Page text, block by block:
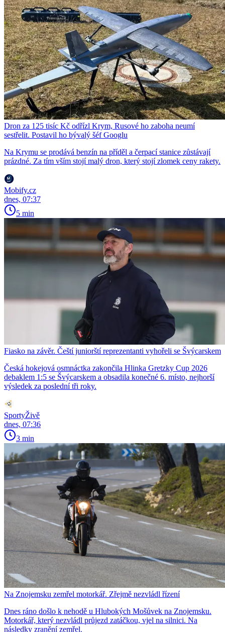
Dron za 125 tisíc Kč odřízl Krym, Rusové ho zaboha neumí
sestřelit. Postavil ho bývalý šéf Googlu
Na Krymu se prodává benzín na příděl a čerpací stanice zůstávají
prázdné. Za tím vším stojí malý dron, který stojí zlomek ceny rakety.
Mobify.cz
dnes, 07:37
5 min
Fiasko na závěr. Čeští juniorští reprezentanti vyhořeli se Švýcarskem
Česká hokejová osmnáctka zakončila Hlinka Gretzky Cup 2026
debaklem 1:5 se Švýcarskem a obsadila konečné 6. místo, nejhorší
výsledek za poslední tři roky.
SportyŽivě
dnes, 07:36
3 min
Na Znojemsku zemřel motorkář. Zřejmě nezvládl řízení
Dnes ráno došlo k nehodě u Hlubokých Mošůvek na Znojemsku.
Motorkář, který nezvládl průjezd zatáčkou, vjel na silnici. Na
následky zranění zemřel.